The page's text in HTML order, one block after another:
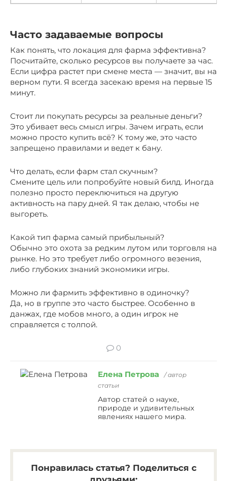
Часто задаваемые вопросы
Как понять, что локация для фарма эффективна?
Посчитайте, сколько ресурсов вы получаете за час.
Если цифра растет при смене места — значит, вы на
верном пути. Я всегда засекаю время на первые 15
минут.
Стоит ли покупать ресурсы за реальные деньги?
Это убивает весь смысл игры. Зачем играть, если
можно просто купить всё? К тому же, это часто
запрещено правилами и ведет к бану.
Что делать, если фарм стал скучным?
Смените цель или попробуйте новый билд. Иногда
полезно просто переключиться на другую
активность на пару дней. Я так делаю, чтобы не
выгореть.
Какой тип фарма самый прибыльный?
Обычно это охота за редким лутом или торговля на
рынке. Но это требует либо огромного везения,
либо глубоких знаний экономики игры.
Можно ли фармить эффективно в одиночку?
Да, но в группе это часто быстрее. Особенно в
данжах, где мобов много, а один игрок не
справляется с толпой.
0
Елена Петрова
/ автор
статьи
Автор статей о науке,
природе и удивительных
явлениях нашего мира.
Понравилась статья? Поделиться с